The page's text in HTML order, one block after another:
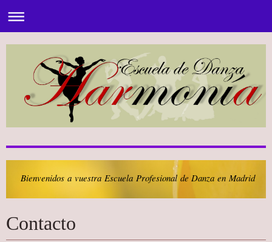
Bienvenidos a vuestra Escuela Profesional de Danza en Madrid
Contacto